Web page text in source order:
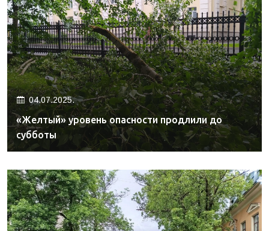
04.07.2025.
«Желтый» уровень опасности продлили до
субботы